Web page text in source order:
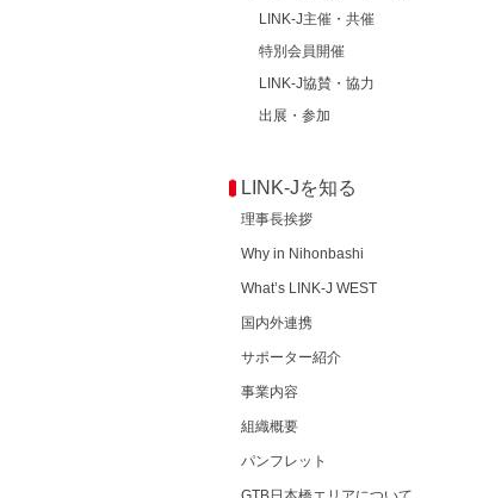
LINK-J主催・共催
特別会員開催
LINK-J協賛・協力
出展・参加
LINK-Jを知る
理事長挨拶
Why in Nihonbashi
What’s LINK-J WEST
国内外連携
サポーター紹介
事業内容
組織概要
パンフレット